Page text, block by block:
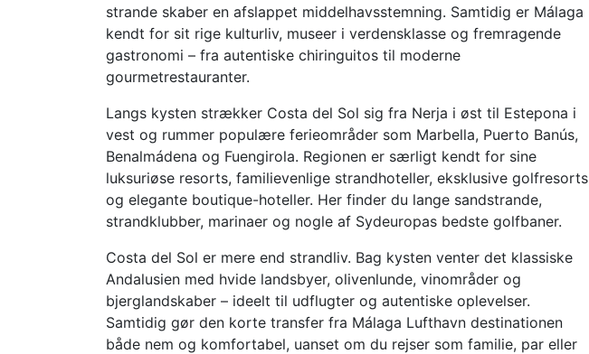
strande skaber en afslappet middelhavsstemning. Samtidig er Málaga
kendt for sit rige kulturliv, museer i verdensklasse og fremragende
gastronomi – fra autentiske chiringuitos til moderne
gourmetrestauranter.
Langs kysten strækker Costa del Sol sig fra Nerja i øst til Estepona i
vest og rummer populære ferieområder som Marbella, Puerto Banús,
Benalmádena og Fuengirola. Regionen er særligt kendt for sine
luksuriøse resorts, familievenlige strandhoteller, eksklusive golfresorts
og elegante boutique-hoteller. Her finder du lange sandstrande,
strandklubber, marinaer og nogle af Sydeuropas bedste golfbaner.
Costa del Sol er mere end strandliv. Bag kysten venter det klassiske
Andalusien med hvide landsbyer, olivenlunde, vinområder og
bjerglandskaber – ideelt til udflugter og autentiske oplevelser.
Samtidig gør den korte transfer fra Málaga Lufthavn destinationen
både nem og komfortabel, uanset om du rejser som familie, par eller